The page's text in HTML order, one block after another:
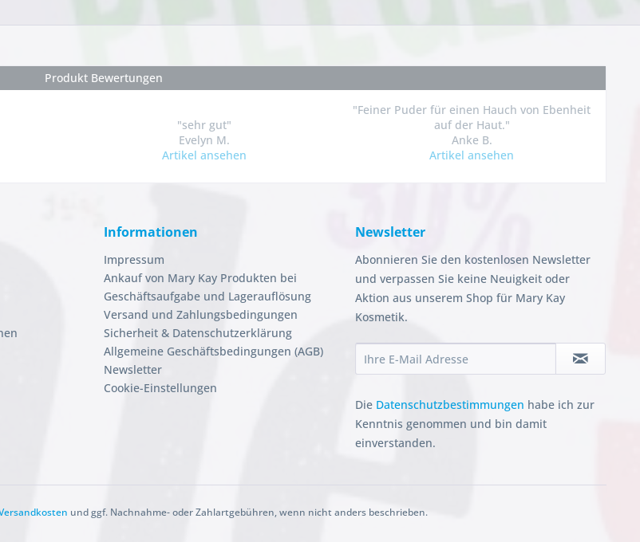
Produkt Bewertungen
"sehr gut"
Evelyn M.
Artikel ansehen
"Feiner Puder für einen Hauch von Ebenheit
auf der Haut."
Anke B.
Artikel ansehen
Informationen
Impressum
Ankauf von Mary Kay Produkten bei
Geschäftsaufgabe und Lagerauflösung
Versand und Zahlungsbedingungen
Sicherheit & Datenschutzerklärung
Allgemeine Geschäftsbedingungen (AGB)
Newsletter
Cookie-Einstellungen
Newsletter
Abonnieren Sie den kostenlosen Newsletter
und verpassen Sie keine Neuigkeit oder
Aktion aus unserem Shop für Mary Kay
Kosmetik.
Die Datenschutzbestimmungen habe ich zur
Kenntnis genommen und bin damit
einverstanden.
und ggf. Nachnahme- oder Zahlartgebühren, wenn nicht anders beschrieben.